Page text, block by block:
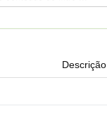
Descrição